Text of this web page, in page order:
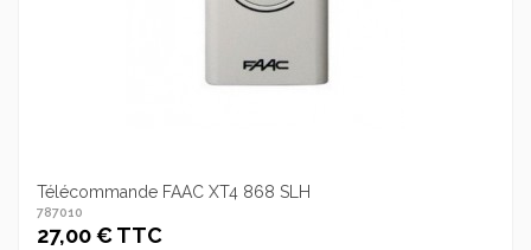
Télécommande FAAC XT4 868 SLH
787010
27,00 € TTC